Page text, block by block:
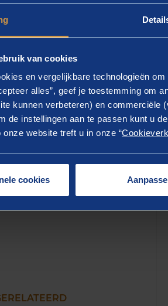
van cookies
en vergelijkbare technologieën
alles”, geef je toestemming om
kunnen verbeteren) en commerciële
de instellingen aan te passen kunt u
website treft u in onze “
cookies
verdiepende discussies
Klimaattalent staat voor het
op de actiegerichte
en acties die zijn
deze acties doorgesproken
en gezellige dag voor